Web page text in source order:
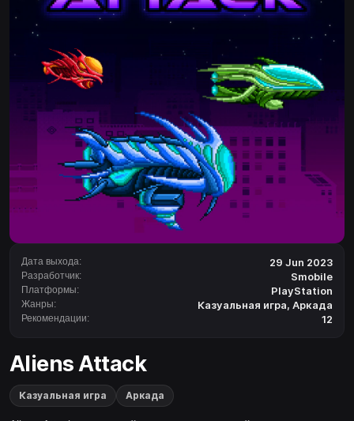
Дата выхода: 29 Jun 2023
Разработчик: Smobile
Платформы: PlayStation
Жанры: Казуальная игра, Аркада
Рекомендации: 12
Aliens Attack
Казуальная игра Аркада